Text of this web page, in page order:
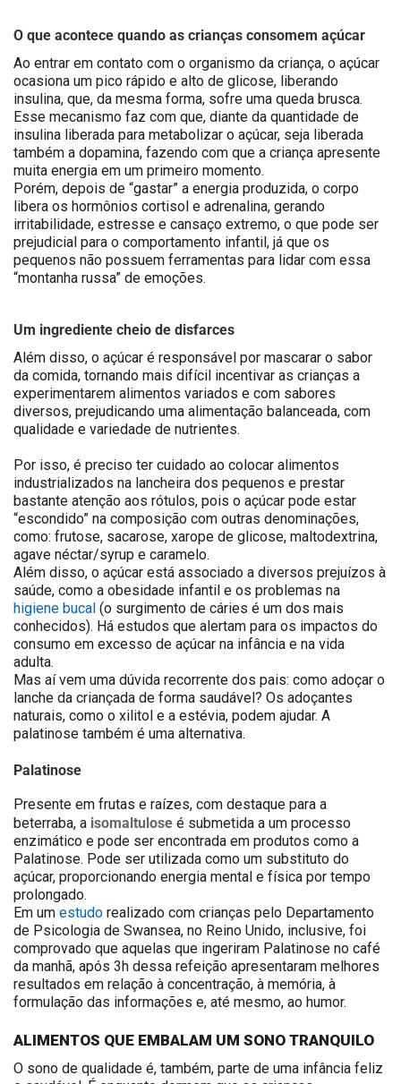
O que acontece quando as crianças consomem açúcar
Ao entrar em contato com o organismo da criança, o açúcar
ocasiona um pico rápido e alto de glicose, liberando
insulina, que, da mesma forma, sofre uma queda brusca.
Esse mecanismo faz com que, diante da quantidade de
insulina liberada para metabolizar o açúcar, seja liberada
também a dopamina, fazendo com que a criança apresente
muita energia em um primeiro momento.
Porém, depois de “gastar” a energia produzida, o corpo
libera os hormônios cortisol e adrenalina, gerando
irritabilidade, estresse e cansaço extremo, o que pode ser
prejudicial para o comportamento infantil, já que os
pequenos não possuem ferramentas para lidar com essa
“montanha russa” de emoções.
Um ingrediente cheio de disfarces
Além disso, o açúcar é responsável por mascarar o sabor
da comida, tornando mais difícil incentivar as crianças a
experimentarem alimentos variados e com sabores
diversos, prejudicando uma alimentação balanceada, com
qualidade e variedade de nutrientes.
Por isso, é preciso ter cuidado ao colocar alimentos
industrializados na lancheira dos pequenos e prestar
bastante atenção aos rótulos, pois o açúcar pode estar
“escondido” na composição com outras denominações,
como: frutose, sacarose, xarope de glicose, maltodextrina,
agave néctar/syrup e caramelo.
Além disso, o açúcar está associado a diversos prejuízos à
saúde, como a obesidade infantil e os problemas na
higiene bucal (o surgimento de cáries é um dos mais
conhecidos). Há estudos que alertam para os impactos do
consumo em excesso de açúcar na infância e na vida
adulta.
Mas aí vem uma dúvida recorrente dos pais: como adoçar o
lanche da criançada de forma saudável? Os adoçantes
naturais, como o xilitol e a estévia, podem ajudar. A
palatinose também é uma alternativa.
Palatinose
Presente em frutas e raízes, com destaque para a
beterraba, a isomaltulose é submetida a um processo
enzimático e pode ser encontrada em produtos como a
Palatinose. Pode ser utilizada como um substituto do
açúcar, proporcionando energia mental e física por tempo
prolongado.
Em um estudo realizado com crianças pelo Departamento
de Psicologia de Swansea, no Reino Unido, inclusive, foi
comprovado que aquelas que ingeriram Palatinose no café
da manhã, após 3h dessa refeição apresentaram melhores
resultados em relação à concentração, à memória, à
formulação das informações e, até mesmo, ao humor.
ALIMENTOS QUE EMBALAM UM SONO TRANQUILO
O sono de qualidade é, também, parte de uma infância feliz